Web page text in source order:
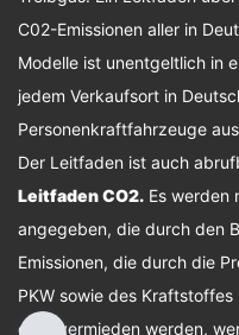
C02-Emissionen aller in
Modelle ist unentgeltlich in
jedem Verkaufsort in
Personenkraftfahrzeuge
Der Leitfaden ist auch
Leitfaden CO2. Es werden
angegeben, die durch den
Emissionen, die durch die
PKW sowie des
oder vermieden werden,